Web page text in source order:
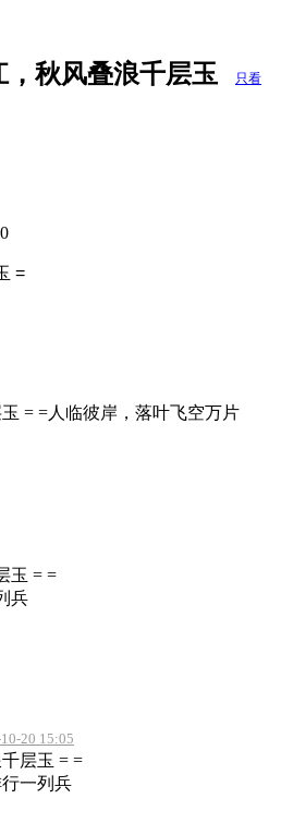
秋风叠浪千层玉 只看
=
= =人临彼岸，落叶飞空万片
玉 = =
兵
20 15:05
层玉 = =
一列兵